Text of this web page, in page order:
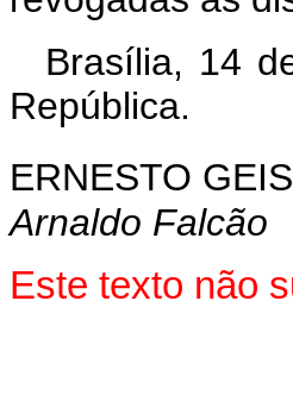
Brasília, 14
República.
ERNESTO
Arnaldo Falcão
Este texto não